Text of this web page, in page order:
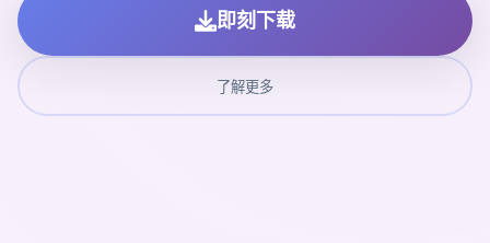
即刻下载
了解更多